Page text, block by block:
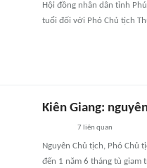
Hội đồng nhân dân tỉnh
tuổi đối với Phó Chủ tịch
Kiên Giang:
7 liên quan
Nguyên Chủ tịch, Phó Chủ
đến 1 năm 6 tháng tù giam